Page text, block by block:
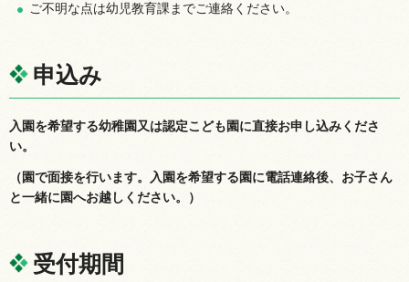
ご不明な点は幼児教育課までご連絡ください。
申込み
入園を希望する幼稚園又は認定こども園に直接お申し込みくださ
い。
（園で面接を行います。入園を希望する園に電話連絡後、お子さん
と一緒に園へお越しください。）
受付期間